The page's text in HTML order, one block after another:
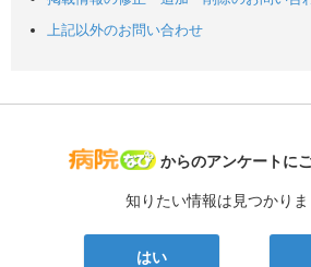
上記以外のお問い合わせ
病院なび
からのアンケートに
知りたい情報は見つかり
はい